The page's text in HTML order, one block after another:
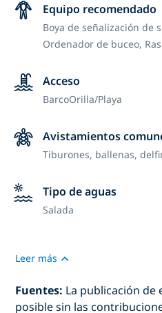
Equipo recomendado
Boya de señalización de
Ordenador de buceo,
Acceso
BarcoOrilla/Playa
Avistamientos
Tiburones, ballenas,
Tipo de aguas
Salada
Leer más
Fuentes: La publicación de
posible sin las